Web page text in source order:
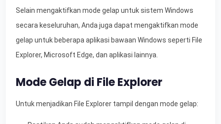
Selain mengaktifkan mode gelap untuk sistem Windows
secara keseluruhan, Anda juga dapat mengaktifkan mode
gelap untuk beberapa aplikasi bawaan Windows seperti File
Explorer, Microsoft Edge, dan aplikasi lainnya.
Mode Gelap di File Explorer
Untuk menjadikan File Explorer tampil dengan mode gelap: